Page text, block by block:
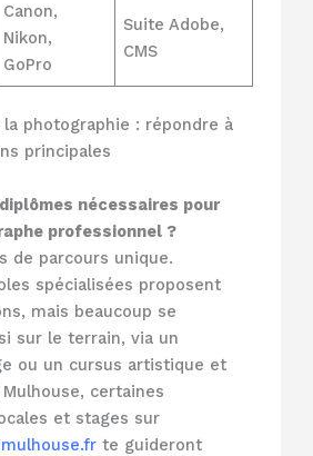
Canon,
Nikon,
GoPro
Suite Adobe,
CMS
la photographie : répondre à
principales
nécessaires pour
professionnel ?
de parcours unique.
spécialisées proposent
mais beaucoup se
sur le terrain, via un
ou un cursus artistique et
certaines
et stages sur
te guideront